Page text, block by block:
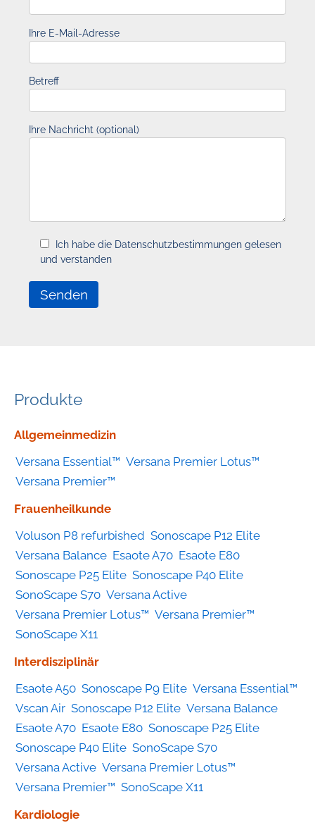
Ihre E-Mail-Adresse
Betreff
Ihre Nachricht (optional)
Ich habe die Datenschutzbestimmungen gelesen
und verstanden
Produkte
Geräte
Kategorie
Allgemeinmedizin
Versana Essential™ Versana Premier Lotus™
Versana Premier™
Frauenheilkunde
Voluson P8 refurbished Sonoscape P12 Elite
Versana Balance Esaote A70 Esaote E80
Sonoscape P25 Elite Sonoscape P40 Elite
SonoScape S70 Versana Active
Versana Premier Lotus™ Versana Premier™
SonoScape X11
Interdisziplinär
Esaote A50 Sonoscape P9 Elite Versana Essential™
Vscan Air Sonoscape P12 Elite Versana Balance
Esaote A70 Esaote E80 Sonoscape P25 Elite
Sonoscape P40 Elite SonoScape S70
Versana Active Versana Premier Lotus™
Versana Premier™ SonoScape X11
Kardiologie